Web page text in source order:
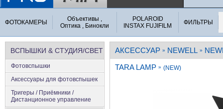
ФОТОКАМЕРЫ
Объективы ,
Оптика , Бинокли
POLAROID
INSTAX FUJIFILM
ФИЛЬТРЫ
ВСПЫШКИ & СТУДИЯ/СВЕТ
Фотовспышки
Аксеcсуары для фотовспышек
Тригеры / Приёмники /
Дистанционное управление
АКСЕССУАР » NEWELL »
TARA LAMP » (NEW)